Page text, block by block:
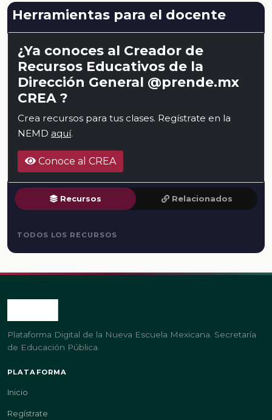
Herramientas para el docente
¿Ya conoces al Creador de
Recursos Educativos de la
Dirección General @prende.mx
CREA ?
Crea recursos para tus clases. Regístrate en la
NEMD aquí.
Conoce al CREA
Recursos Relacionados
TODOS LOS RECURSOS
Plataforma Digital de la Nueva Escuela Mexicana. Secretaría
de Educación Pública.
PLATAFORMA
Inicio
Regístrate